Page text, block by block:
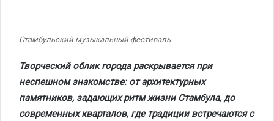
Стамбульский музыкальный фестиваль
Творческий облик города раскрывается при
неспешном знакомстве: от архитектурных
памятников, задающих ритм жизни Стамбула, до
современных кварталов, где традиции встречаются с